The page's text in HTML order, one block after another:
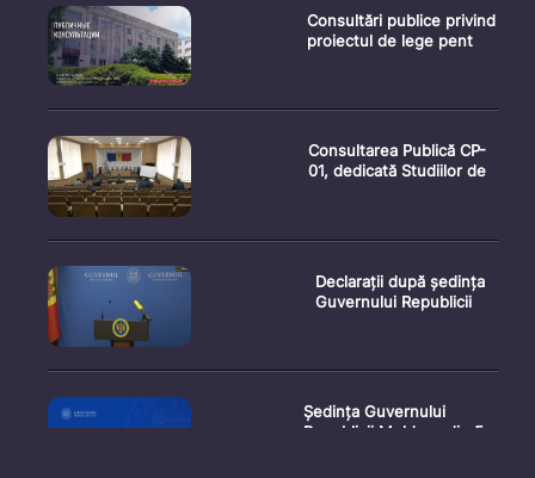
Consultări publice privind
proiectul de lege pent
Consultarea Publică CP-
01, dedicată Studiilor de
Declarații după ședința
Guvernului Republicii
Ședința Guvernului
Republicii Moldova din 5